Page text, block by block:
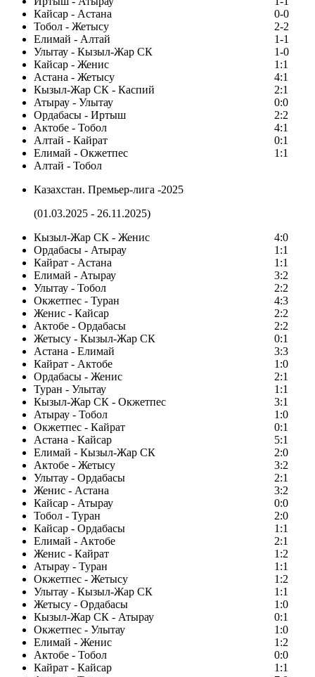
Кайсар - Астана
0-0
Тобол - Жетысу
2-2
Елимай - Алтай
1-1
Улытау - Кызыл-Жар СК
1-0
Кайсар - Женис
1:1
Астана - Жетысу
4:1
Кызыл-Жар СК - Каспий
2:1
Атырау - Улытау
0:0
Ордабасы - Иртыш
2:2
Актобе - Тобол
4:1
Алтай - Кайрат
0:1
Елимай - Окжетпес
1:1
Алтай - Тобол
Казахстан. Премьер-лига -2025
(01.03.2025 - 26.11.2025)
Кызыл-Жар СК - Женис
4:0
Ордабасы - Атырау
1:1
Кайрат - Астана
1:1
Елимай - Атырау
3:2
Улытау - Тобол
2:2
Окжетпес - Туран
4:3
Женис - Кайсар
2:2
Актобе - Ордабасы
2:2
Жетысу - Кызыл-Жар СК
0:1
Астана - Елимай
3:3
Кайрат - Актобе
1:0
Ордабасы - Женис
2:1
Туран - Улытау
1:1
Кызыл-Жар СК - Окжетпес
3:1
Атырау - Тобол
1:0
Окжетпес - Кайрат
0:1
Астана - Кайсар
5:1
Елимай - Кызыл-Жар СК
2:0
Актобе - Жетысу
3:2
Улытау - Ордабасы
2:1
Женис - Астана
3:2
Кайсар - Атырау
0:0
Тобол - Туран
2:0
Кайсар - Ордабасы
1:1
Елимай - Актобе
2:1
Женис - Кайрат
1:2
Атырау - Туран
1:1
Окжетпес - Жетысу
1:2
Улытау - Кызыл-Жар СК
1:1
Жетысу - Ордабасы
1:0
Кызыл-Жар СК - Атырау
0:1
Окжетпес - Улытау
1:0
Елимай - Женис
1:2
Актобе - Тобол
0:0
Кайрат - Кайсар
1:1